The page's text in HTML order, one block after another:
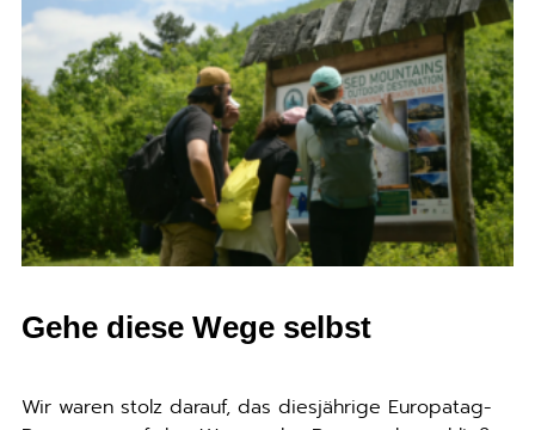
Gehe diese Wege selbst
Wir waren stolz darauf, das diesjährige Europatag-